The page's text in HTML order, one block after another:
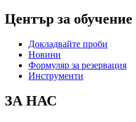
Център за обучение
Докладвайте проби
Новини
Формуляр за резервация
Инструменти
ЗА НАС